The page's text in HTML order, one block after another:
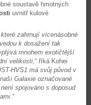
soustavě hmotných
uvnitř kulové
zahrnují vícenásobné
k dosažení tak
mnohem exotičtější
velikosti,“ říká Kohei
HVS1 má svůj původ v
Galaxie označované
spojováno s doposud
.“